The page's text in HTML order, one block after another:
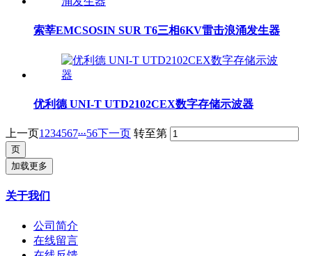
索莘EMCSOSIN SUR T6三相6KV雷击浪涌发生器
优利德 UNI-T UTD2102CEX数字存储示波器
上一页1 234567...56下一页 转至第
加载更多
关于我们
公司简介
在线留言